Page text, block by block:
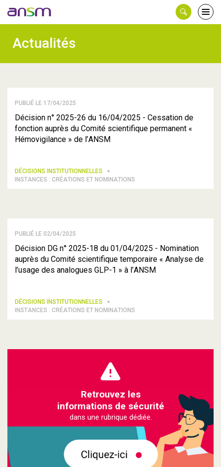
le
Actualités
PUBLIÉ LE 17/04/2025
Décision n° 2025-26 du 16/04/2025 - Cessation de
fonction auprès du Comité scientifique permanent «
Hémovigilance » de l’ANSM
DÉCISIONS INSTITUTIONNELLES
INSTANCES : CRÉATIONS ET NOMINATIONS
PUBLIÉ LE 02/04/2025
Décision DG n° 2025-18 du 01/04/2025 - Nomination
auprès du Comité scientifique temporaire « Analyse de
l’usage des analogues GLP-1 » à l’ANSM
DÉCISIONS INSTITUTIONNELLES
INSTANCES : CRÉATIONS ET NOMINATIONS
Retrouvez les
informations de sécurité
dans une rubrique dédiée.